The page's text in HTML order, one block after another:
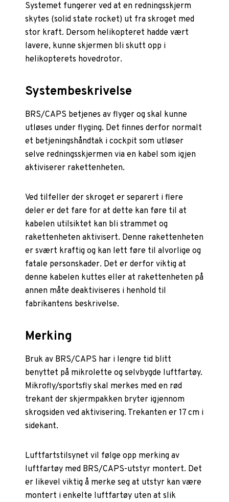
Systemet fungerer ved at en redningsskjerm
skytes (solid state rocket) ut fra skroget med
stor kraft. Dersom helikopteret hadde vært
lavere, kunne skjermen bli skutt opp i
helikopterets hovedrotor.
Systembeskrivelse
BRS/CAPS betjenes av flyger og skal kunne
utløses under flyging. Det finnes derfor normalt
et betjeningshåndtak i cockpit som utløser
selve redningsskjermen via en kabel som igjen
aktiviserer rakettenheten.
Ved tilfeller der skroget er separert i flere
deler er det fare for at dette kan føre til at
kabelen utilsiktet kan bli strammet og
rakettenheten aktivisert. Denne rakettenheten
er svært kraftig og kan lett føre til alvorlige og
fatale personskader. Det er derfor viktig at
denne kabelen kuttes eller at rakettenheten på
annen måte deaktiviseres i henhold til
fabrikantens beskrivelse.
Merking
Bruk av BRS/CAPS har i lengre tid blitt
benyttet på mikrolette og selvbygde luftfartøy.
Mikrofly/sportsfly skal merkes med en rød
trekant der skjermpakken bryter igjennom
skrogsiden ved aktivisering. Trekanten er 17 cm i
sidekant.
Luftfartstilsynet vil følge opp merking av
luftfartøy med BRS/CAPS-utstyr montert. Det
er likevel viktig å merke seg at utstyr kan være
montert i enkelte luftfartøy uten at slik